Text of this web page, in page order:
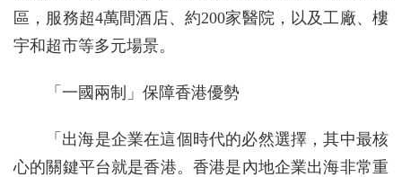
區，服務超4萬間酒店、約200家醫院，以及工廠、樓
宇和超市等多元場景。
「一國兩制」保障香港優勢
「出海是企業在這個時代的必然選擇，其中最核
心的關鍵平台就是香港。香港是內地企業出海非常重